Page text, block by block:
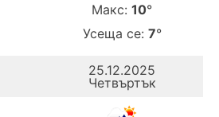
Макс: 10°
Усеща се: 7°
25.12.2025
Четвъртък